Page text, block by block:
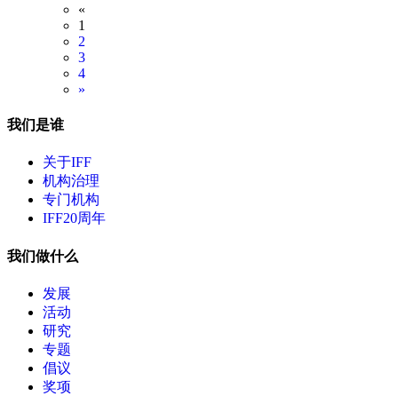
«
1
2
3
4
»
我们是谁
关于IFF
机构治理
专门机构
IFF20周年
我们做什么
发展
活动
研究
专题
倡议
奖项